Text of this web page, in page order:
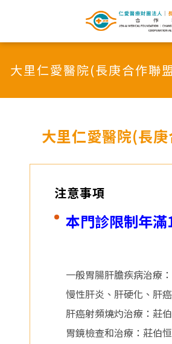
網
路
掛
號
系
統
-
仁
醫
院
大里仁愛醫院(長庚合作聯
大里仁愛醫院(長
注意事項
本門診限制年
一般胃腸肝膽疾病治療
慢性肝炎、肝硬化、肝
肝癌射頻燒灼治療：莊
胃鏡檢查和治療：莊伯